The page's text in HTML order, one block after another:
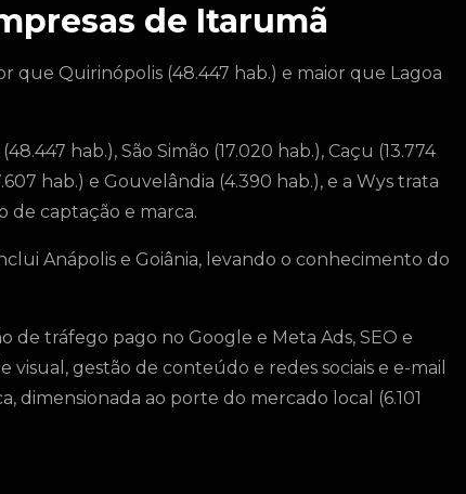
de Itarumã
que Quirinópolis (48.447 hab.) e maior que Lagoa
hab.), São Simão (17.020 hab.), Caçu (13.774
hab.) e Gouvelândia (4.390 hab.), e a Wys trata
de captação e marca.
Anápolis e Goiânia, levando o conhecimento do
de tráfego pago no Google e Meta Ads, SEO e
gestão de conteúdo e redes sociais e e-mail
ao porte do mercado local (6.101